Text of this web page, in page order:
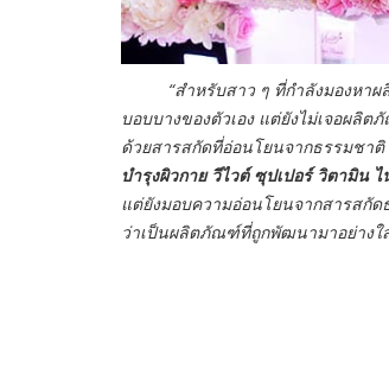
“สำหรับสาว ๆ ที่กำลังมองหาผลิ
บอบบางของตัวเอง แต่ยังไม่เจอผลิ
ด้วยสารสกัดที่อ่อนโยนจากธรรมชาติ
บำรุงผิวกาย วีไวต์ ซุปเปอร์ วิตามิน
แต่ยังมอบความอ่อนโยนจากสารสกัด
ว่าเป็นผลิตภัณฑ์ที่ถูกพัฒนามาอย่างใ